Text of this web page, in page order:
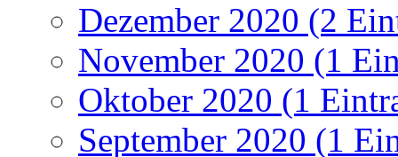
Dezember 2020 (2
November 2020 (1
Oktober 2020 (1
September 2020 (1